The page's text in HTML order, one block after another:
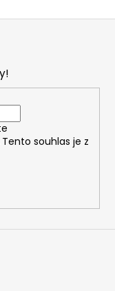
Tento souhlas je z